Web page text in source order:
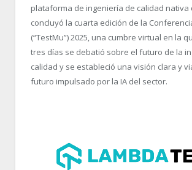
plataforma de ingeniería de calidad nativa
concluyó la cuarta edición de la
(“TestMu”) 2025, una cumbre virtual en la
tres días se debatió sobre el futuro de la
calidad y se estableció una visión clara y
futuro impulsado por la IA del sector.